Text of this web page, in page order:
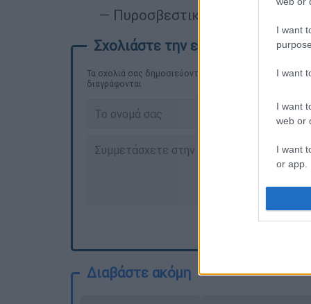
I want
I want
I want
web or
I want
or app.
— Πυροσβεστικό Σώμα
Τα σχολιά σας δημοσιεύονται άμεσα με δική σας
διαγράφονται
Διαβάστε ακόμη